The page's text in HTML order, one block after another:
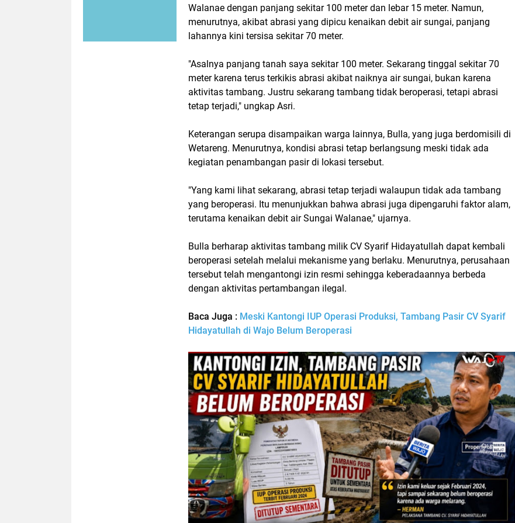
Walanae dengan panjang sekitar 100 meter dan lebar 15 meter. Namun,
menurutnya, akibat abrasi yang dipicu kenaikan debit air sungai, panjang
lahannya kini tersisa sekitar 70 meter.
"Asalnya panjang tanah saya sekitar 100 meter. Sekarang tinggal sekitar 70
meter karena terus terkikis abrasi akibat naiknya air sungai, bukan karena
aktivitas tambang. Justru sekarang tambang tidak beroperasi, tetapi abrasi
tetap terjadi," ungkap Asri.
Keterangan serupa disampaikan warga lainnya, Bulla, yang juga berdomisili di
Wetareng. Menurutnya, kondisi abrasi tetap berlangsung meski tidak ada
kegiatan penambangan pasir di lokasi tersebut.
"Yang kami lihat sekarang, abrasi tetap terjadi walaupun tidak ada tambang
yang beroperasi. Itu menunjukkan bahwa abrasi juga dipengaruhi faktor alam,
terutama kenaikan debit air Sungai Walanae," ujarnya.
Bulla berharap aktivitas tambang milik CV Syarif Hidayatullah dapat kembali
beroperasi setelah melalui mekanisme yang berlaku. Menurutnya, perusahaan
tersebut telah mengantongi izin resmi sehingga keberadaannya berbeda
dengan aktivitas pertambangan ilegal.
Baca Juga : Meski Kantongi IUP Operasi Produksi, Tambang Pasir CV Syarif
Hidayatullah di Wajo Belum Beroperasi